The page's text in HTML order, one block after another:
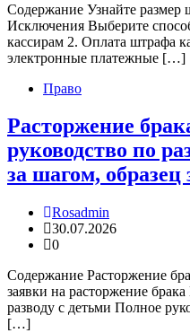
Содержание Узнайте размер
Исключения Выберите
кассирам 2. Оплата штрафа
электронные платежные […]
Право
Расторжение
руководство по
за шагом, образец
Rosadmin
30.07.2026
0
Содержание Расторжение
заявки на расторжение
разводу с детьми Полное
[…]